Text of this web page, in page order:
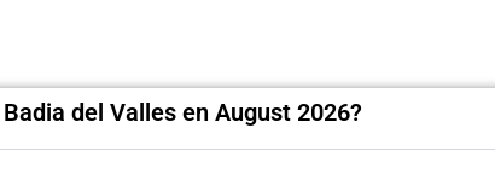
del Valles en August 2026?